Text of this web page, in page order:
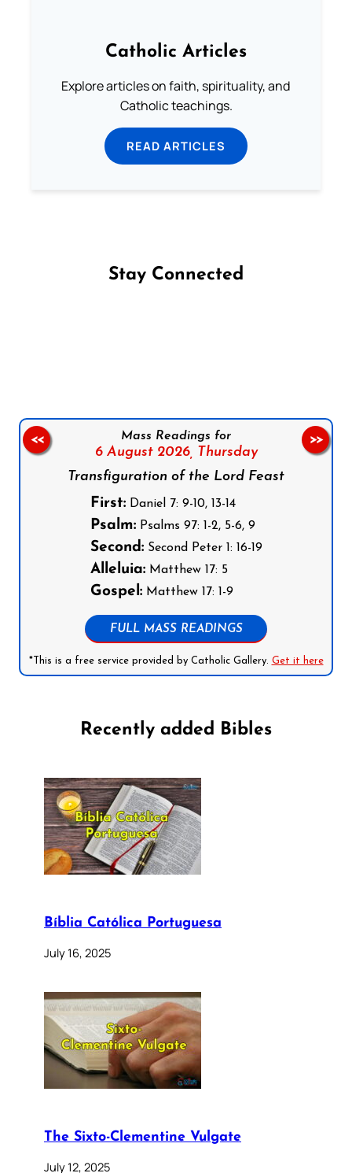
Catholic Articles
Explore articles on faith, spirituality, and
Catholic teachings.
READ ARTICLES
Stay Connected
Mass Readings for
6 August 2026, Thursday
Transfiguration of the Lord Feast
First:Daniel 7: 9-10, 13-14
Psalm:Psalms 97: 1-2, 5-6, 9
Second:Second Peter 1: 16-19
Alleluia:Matthew 17: 5
Gospel:Matthew 17: 1-9
FULL MASS READINGS
*This is a free service provided by Catholic Gallery. Get it here
<< >>
Recently added Bibles
Bíblia Católica Portuguesa
July 16, 2025
The Sixto-Clementine Vulgate
July 12, 2025